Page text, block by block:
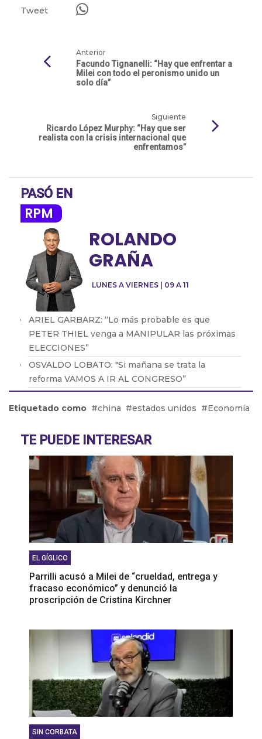
Tweet
Anterior
Facundo Tignanelli: “Hay que enfrentar a
Milei con todo el peronismo unido un
solo día”
Siguiente
Ricardo López Murphy: “Hay que ser
realista con la crisis internacional que
enfrentamos”
PASÓ EN
RPM
LUNES A VIERNES | 09 A 11
ROLANDO
GRAÑA
ARIEL GARBARZ: “Lo más probable es que
PETER THIEL venga a MANIPULAR las próximas
ELECCIONES”
OSVALDO LOBATO: "Si mañana se trata la
reforma VAMOS A IR AL CONGRESO”
política industrial es la que no existe”
lucha de los trabajadores"
Martín Giannini: "La gente elige su comida por el
bolsillo"
Etiquetado como china estados unidos Economía
TE PUEDE INTERESAR
EL GÍGLICO
Parrilli acusó a Milei de “crueldad, entrega y
fracaso económico” y denunció la
proscripción de Cristina Kirchner
SIN CORBATA